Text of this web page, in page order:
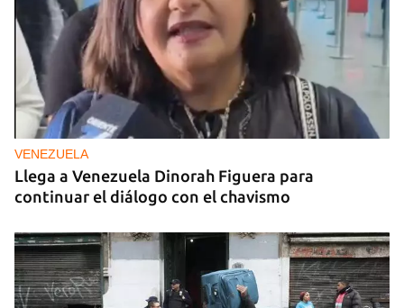
VENEZUELA
Llega a Venezuela Dinorah Figuera para
continuar el diálogo con el chavismo